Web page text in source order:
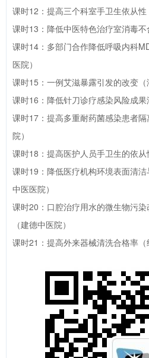
课时12：提高三个科室手卫生依从性
课时13：降低中医特色治疗室消毒不
课时14：多部门合作降低呼吸内科
医院）
课时15：一例艾滋暴露引发的改变（
课时16：降低针刀诊疗感染风险成果
课时17：提高多重耐药菌感染患者
院）
课时18：提高医护人员手卫生的依从
课时19：降低医疗机构环境表面清
中医医院）
课时20：口腔治疗用水的微生物污
（建德中医院）
课时21：提高外来器械清洗合格率（